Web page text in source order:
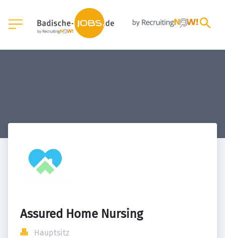
Assured Home Nursing
Hauptsitz